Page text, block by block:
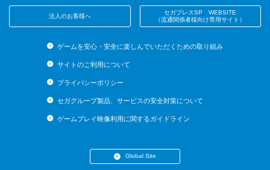
法人のお客様へ
セガプレスSP WEBSITE
（流通関係者様向け専用サイト）
ゲームを安心・安全に楽しんでいただくための取り組み
サイトのご利用について
プライバシーポリシー
セガグループ製品、サービスの安全対策について
ゲームプレイ映像利用に関するガイドライン
Global Site
・English (US)